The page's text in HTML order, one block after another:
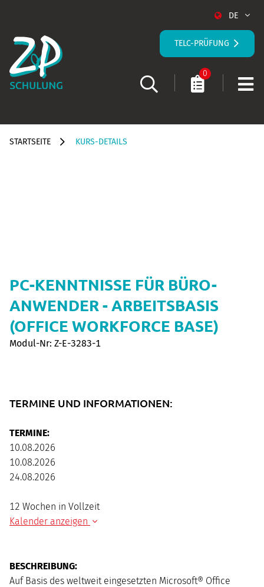
DE
TELC-PRÜFUNG
0
STARTSEITE KURS-DETAILS
PC-KENNTNISSE FÜR BÜRO-
ANWENDER - ARBEITSBASIS
(OFFICE WORKFORCE BASE)
Modul-Nr: Z-E-3283-1
TERMINE UND INFORMATIONEN:
TERMINE:
10.08.2026
10.08.2026
24.08.2026
12 Wochen in Vollzeit
Kalender anzeigen
Mo Di
BESCHREIBUNG:
Auf Basis des weltweit eingesetzten Microsoft® Office